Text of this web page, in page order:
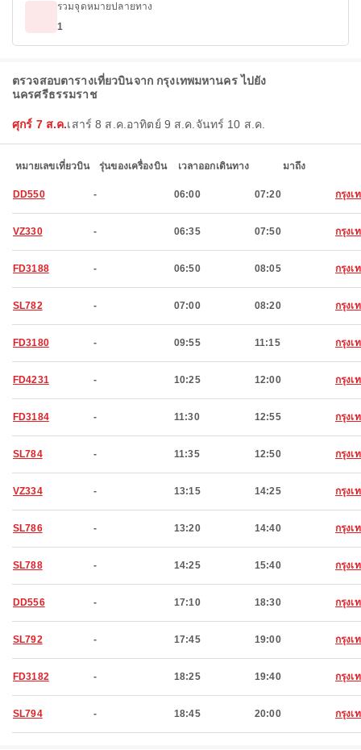
รวมจุดหมายปลายทาง
1
ตรวจสอบตารางเที่ยวบินจาก กรุงเทพมหานคร ไปยัง
นครศรีธรรมราช
ศุกร์ 7 ส.ค.เสาร์ 8 ส.ค. อาทิตย์ 9 ส.ค. จันทร์ 10 ส.ค.
หมายเลขเที่ยวบิน รุ่นของเครื่องบิน เวลาออกเดินทาง มาถึง
DD550 - 06:00 07:20 กรุงเ
VZ330 - 06:35 07:50 กรุงเ
FD3188 - 06:50 08:05 กรุงเ
SL782 - 07:00 08:20 กรุงเ
FD3180 - 09:55 11:15 กรุงเ
FD4231 - 10:25 12:00 กรุงเ
FD3184 - 11:30 12:55 กรุงเ
SL784 - 11:35 12:50 กรุงเ
VZ334 - 13:15 14:25 กรุงเ
SL786 - 13:20 14:40 กรุงเ
SL788 - 14:25 15:40 กรุงเ
DD556 - 17:10 18:30 กรุงเ
SL792 - 17:45 19:00 กรุงเ
FD3182 - 18:25 19:40 กรุงเ
SL794 - 18:45 20:00 กรุงเ